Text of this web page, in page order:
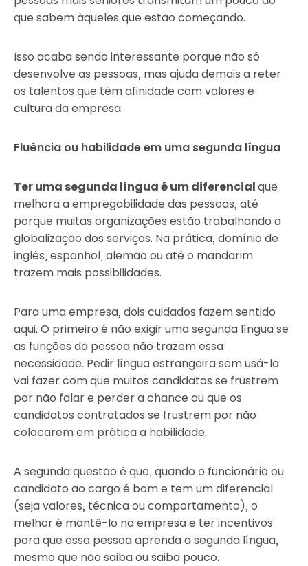
que sabem àqueles que estão começando.
Isso acaba sendo interessante porque não só
desenvolve as pessoas, mas ajuda demais a reter
os talentos que têm afinidade com valores e
cultura da empresa.
Fluência ou habilidade em uma segunda língua
Ter uma segunda língua é um diferencialque
melhora a empregabilidade das pessoas, até
porque muitas organizações estão trabalhando a
globalização dos serviços. Na prática, domínio de
inglês, espanhol, alemão ou até o mandarim
trazem mais possibilidades.
Para uma empresa, dois cuidados fazem sentido
aqui. O primeiro é não exigir uma segunda língua se
as funções da pessoa não trazem essa
necessidade. Pedir língua estrangeira sem usá-la
vai fazer com que muitos candidatos se frustrem
por não falar e perder a chance ou que os
candidatos contratados se frustrem por não
colocarem em prática a habilidade.
A segunda questão é que, quando o funcionário ou
candidato ao cargo é bom e tem um diferencial
(seja valores, técnica ou comportamento), o
melhor é mantê-lo na empresa e ter incentivos
para que essa pessoa aprenda a segunda língua,
mesmo que não saiba ou saiba pouco.